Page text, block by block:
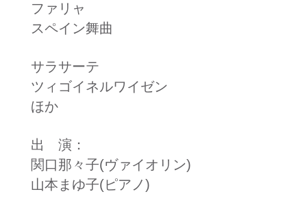
ファリャ
スペイン舞曲
サラサーテ
​ツィゴイネルワイゼン​
ほか
出 演：
​関口那々子(ヴァイオリン)
山本まゆ子(ピアノ)​